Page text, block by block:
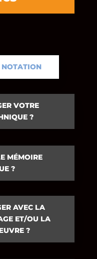
NOTATION
VOTRE
?
MÉMOIRE
?
AVEC LA
ET/OU LA
?